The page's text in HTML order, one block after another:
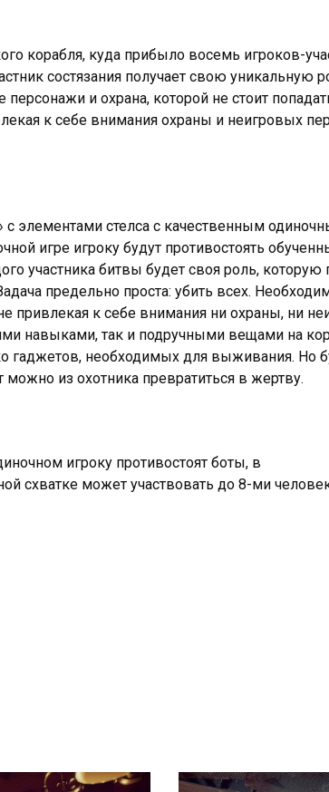
корабля, куда прибыло восемь игроков-
состязания получает свою уникальную
и охрана, которой не стоит
к себе внимания охраны и неигровых
элементами стелса с качественным
игре игроку будут противостоять
участника битвы будет своя роль, которую
предельно проста: убить всех.
привлекая к себе внимания ни охраны, ни
навыками, так и подручными вещами на
гаджетов, необходимых для выживания. Но
из охотника превратиться в жертву.
игроку противостоят боты, в
схватке может участвовать до 8-ми